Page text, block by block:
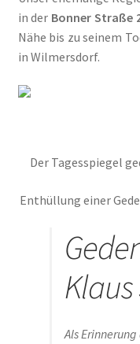
2019
2022
2023
2023 #2
Baumpatenschaften
in der Bonner Straße
Nähe bis zu seinem
in Wilmersdorf.
Der Tagesspiegel
Enthüllung einer
Als